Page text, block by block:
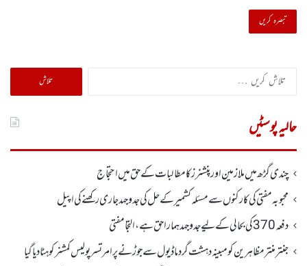
تلاش
کریں
حالیہ پوسٹیں
چندی گڑھ میں ملازمین اور پنشنرز کا مطالبات کے حق میں احتجاج
محبوبہ مفتی کی کارکنوں سے مسئلہ کشمیر کے حل کی جدوجہد جاری رکھنے کی اپیل
دفعہ370کی بحالی کے لیے جدوجہد ہمارا حق ہے، التجا مفتی
جنتر منتر مظاہرین کو مبینہ دہشت گرد ماڈیول سے جوڑنے پر امرتسر پولیس کمشنر کو ہٹا دیاگیا